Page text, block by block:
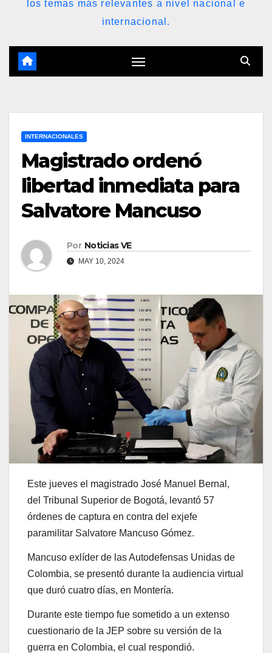
los temas más relevantes a nivel nacional e
internacional.
INTERNACIONALES
Magistrado ordenó
libertad inmediata para
Salvatore Mancuso
Por Noticias VE
MAY 10, 2024
Este jueves el magistrado José Manuel Bernal,
del Tribunal Superior de Bogotá, levantó 57
órdenes de captura en contra del exjefe
paramilitar Salvatore Mancuso Gómez.
Mancuso exlíder de las Autodefensas Unidas de
Colombia, se presentó durante la audiencia virtual
que duró cuatro días, en Montería.
Durante este tiempo fue sometido a un extenso
cuestionario de la JEP sobre su versión de la
guerra en Colombia, el cual respondió.